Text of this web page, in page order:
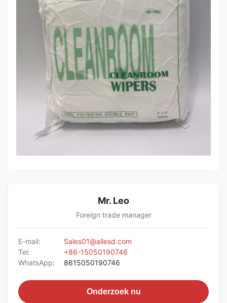
Mr. Leo
Foreign trade manager
E-mail:
Sales01@allesd.com
Tel:
+86-15050190746
WhatsApp:
8615050190746
Onderzoek nu